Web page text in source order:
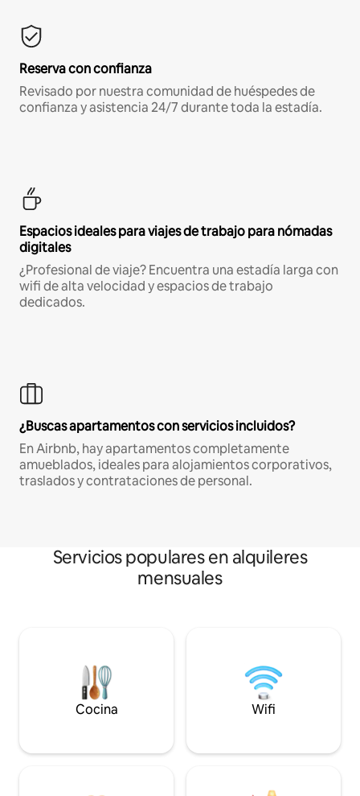
Reserva con confianza
Revisado por nuestra comunidad de huéspedes de
confianza y asistencia 24/7 durante toda la estadía.
Espacios ideales para viajes de trabajo para nómadas
digitales
¿Profesional de viaje? Encuentra una estadía larga con
wifi de alta velocidad y espacios de trabajo
dedicados.
¿Buscas apartamentos con servicios incluidos?
En Airbnb, hay apartamentos completamente
amueblados, ideales para alojamientos corporativos,
traslados y contrataciones de personal.
Servicios populares en alquileres
mensuales
Cocina Wifi